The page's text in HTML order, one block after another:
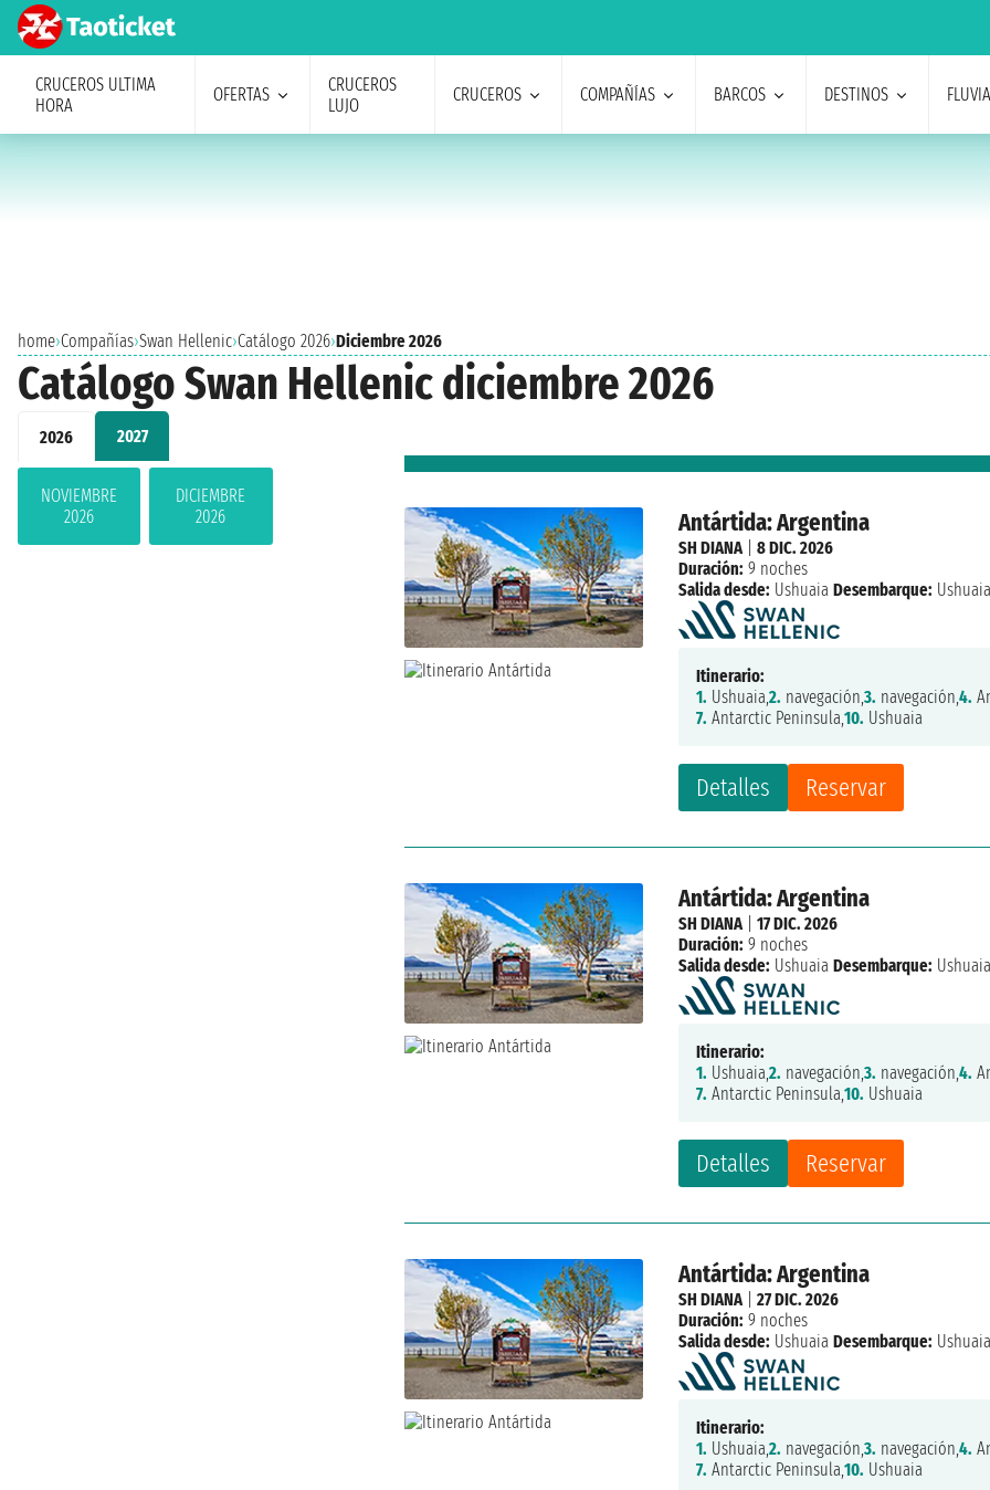
CRUCEROS ULTIMA
HORA
OFERTAS
CRUCEROS
LUJO
CRUCEROS COMPAÑÍAS BARCOS DESTINOS
home›Compañías›Swan Hellenic›Catálogo 2026›Diciembre 2026
Catálogo Swan Hellenic diciembre 2026
2026 2027
NOVIEMBRE
2026
DICIEMBRE
2026
Antártida: Argentina
Detalles Reservar
SH DIANA|8 DIC. 2026
Duración: 9 noches
Salida desde: Ushuaia Desembarque: Ushuaia
Itinerario:
1. Ushuaia,2. navegación,3. navegación,4.
7. Antarctic Peninsula,10. Ushuaia
Antártida: Argentina
Detalles Reservar
SH DIANA|17 DIC. 2026
Duración: 9 noches
Salida desde: Ushuaia Desembarque: Ushuaia
Itinerario:
1. Ushuaia,2. navegación,3. navegación,4.
7. Antarctic Peninsula,10. Ushuaia
Antártida: Argentina
SH DIANA|27 DIC. 2026
Duración: 9 noches
Salida desde: Ushuaia Desembarque: Ushuaia
Itinerario:
1. Ushuaia,2. navegación,3. navegación,4.
7. Antarctic Peninsula,10. Ushuaia